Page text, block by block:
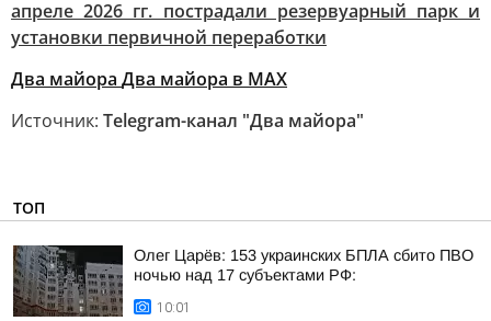
апреле 2026 гг. пострадали резервуарный парк и
установки первичной переработки
Два майора Два майора в МАХ
Источник: Telegram-канал "Два майора"
ТОП
Олег Царёв: 153 украинских БПЛА сбито ПВО
ночью над 17 субъектами РФ:
10:01